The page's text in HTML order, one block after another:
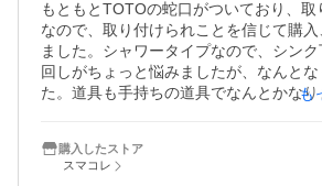
もともとTOTOの蛇口がついており、取
なので、取り付けられことを信じて購
ました。シャワータイプなので、シン
回しがちょっと悩みましたが、なんと
た。道具も手持ちの道具でなんとかなり
浄水フィルターは、手元で交換できるた
り替えは簡単ですが、切り替えのメモリ
も
購入したストア
スマコレ